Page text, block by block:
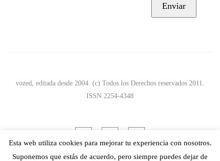
vozed, editada desde 2004. (c) Todos los Derechos reservados 2011.
ISSN 2254-4348
Esta web utiliza cookies para mejorar tu experiencia con nosotros.
Suponemos que estás de acuerdo, pero siempre puedes dejar de